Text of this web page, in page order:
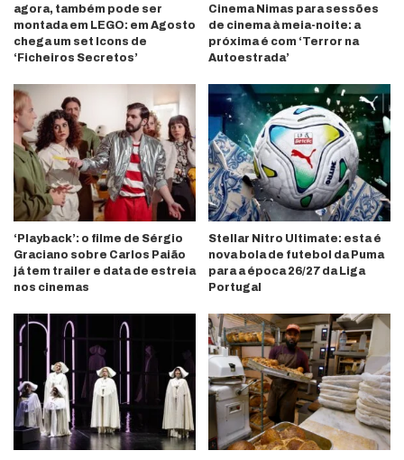
agora, também pode ser
montada em LEGO: em Agosto
chega um set Icons de
‘Ficheiros Secretos’
Cinema Nimas para sessões
de cinema à meia-noite: a
próxima é com ‘Terror na
Autoestrada’
‘Playback’: o filme de Sérgio
Graciano sobre Carlos Paião
já tem trailer e data de estreia
nos cinemas
Stellar Nitro Ultimate: esta é
nova bola de futebol da Puma
para a época 26/27 da Liga
Portugal